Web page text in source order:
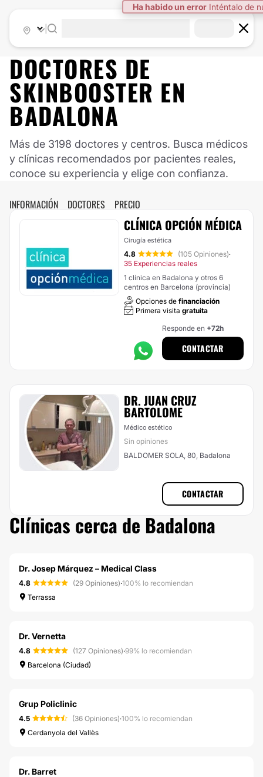
Ha habido un error Inténtalo de
DOCTORES DE
SKINBOOSTER EN
BADALONA
Más de 3198 doctores y centros. Busca médicos
y clínicas recomendados por pacientes reales,
conoce su experiencia y elige con confianza.
INFORMACIÓN DOCTORES PRECIO
CLÍNICA OPCIÓN MÉDICA
Cirugía estética
4.8 (105 Opiniones)·
35 Experiencias reales
1 clínica en Badalona y otros 6
centros en Barcelona (provincia)
Opciones de financiación
Primera visita gratuita
Responde en +72h
CONTACTAR
DR. JUAN CRUZ
BARTOLOME
Médico estético
Sin opiniones
BALDOMER SOLA, 80, Badalona
CONTACTAR
Clínicas cerca de Badalona
Dr. Josep Márquez – Medical Class
4.8 (29 Opiniones)·100% lo recomiendan
Terrassa
Dr. Vernetta
4.8 (127 Opiniones)·99% lo recomiendan
Barcelona (Ciudad)
Grup Policlinic
4.5 (36 Opiniones)·100% lo recomiendan
Cerdanyola del Vallès
Dr. Barret